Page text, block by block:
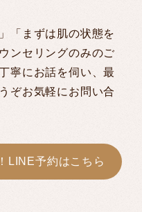
「まずは肌の状態を
ンセリングのみのご
寧にお話を伺い、最
ぞお気軽にお問い合
LINE予約はこちら